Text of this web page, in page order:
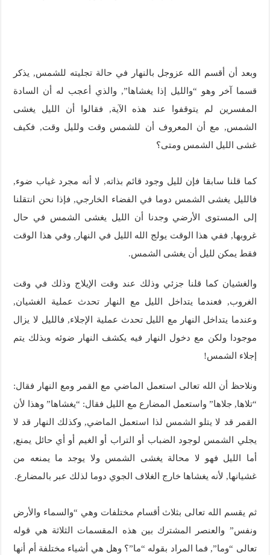
وبعد أن أقسم الله عزوجل بالنهار في حالة تجليته للشمس, يذكر
قسما آخر وهو “والليل إذا يغشاها”, والذي أعجب له أن السادة
المفسرين لم يتوقفوا عند هذه الآية, فقالوا أن الليل يغشى
الشمس, مع أن المعروف أن للشمس وقت ولليل وقت, فكيف
غشى الليل الشمس ومتى؟
كما قلنا سابقا فإن لليل وجود قائم بذاته, لا أنه مجرد غياب ضوء,
فالليل يغشى الشمس دوما في الفضاء الخارجي, فإذا نحن انتقلنا
إلى المستوى الأرضي وجدنا أن الليل يغشى الشمس في حال
غروبها, ففي هذا الوقت يولج الله الليل في النهار, وفي هذا الوقت
فقط يمكن لليل أن يغشى الشمس.
والغشيان كما قلنا جزئي وذلك عند وقت الإيلاج وذلك في وقت
الغروب, فعندما يتداخل الليل مع النهار تحدث عملية الغشيان,
وعندما يتداخل النهار مع الليل تحدث عملية الإجلاء, فالليل لا يزال
موجودا ولكن مع دخول النهار فيه يكشف النهار ضوئه وبذلك يتم
إجلاء الشمس!
ونلاحظ أن الله تعالى استعمل الماضي مع القمر ومع النهار فقال:
“تلاها, جلاها” واستعمل المضارع مع الليل فقال: “يغشاها” وهذا لأن
القمر قد لا يتلو الشمس لذا استعمل الماضي, وكذلك النهار قد لا
يجلي الشمس لوجود الضباب أو التراب أو الغيم أو أي حائل يمنع,
أما الليل فهو لا محالة يغشى الشمس ولا يوجد ما يمنعه من
غشيانها, لأنه يغشاها خارج الغلاف الجوي دوما لذلك عبر بالمضارع.
ثم يقسم الله تعالى بثلاث أقسام مختلفات وهي “والسماء والأرض
ونفس” والعنصر المشترك بين هذه المقسمات الثلاثة هي قوله
تعالى “وما”, فما المراد بقوله “ما”؟ وهل هي أشياء مختلفة أم أنها